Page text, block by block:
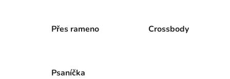
Přes rameno Crossbody
Psaníčka